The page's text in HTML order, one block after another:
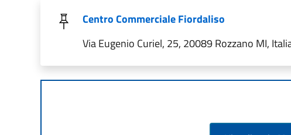
Centro Commerciale Fiordaliso
Via Eugenio Curiel, 25, 20089 Rozzano MI,